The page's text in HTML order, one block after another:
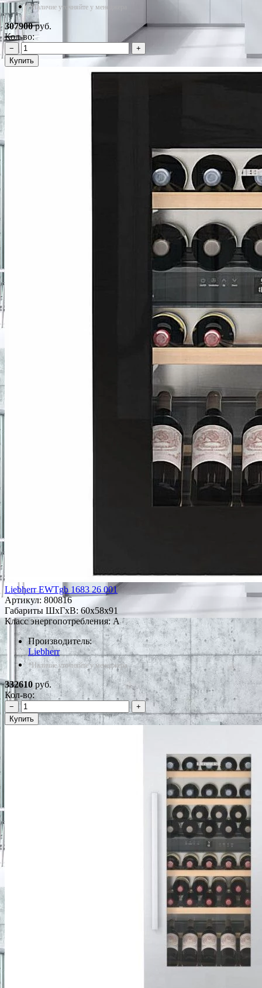
*Наличие уточняйте у менеджера
307900руб.
Кол-во:
−
+
Купить
Liebherr EWTgb 1683 26 001
Артикул: 800816
Габариты ШxГxВ: 60x58x91
Класс энергопотребления: A
Производитель:
Liebherr
*Наличие уточняйте у менеджера
332610руб.
Кол-во:
−
+
Купить